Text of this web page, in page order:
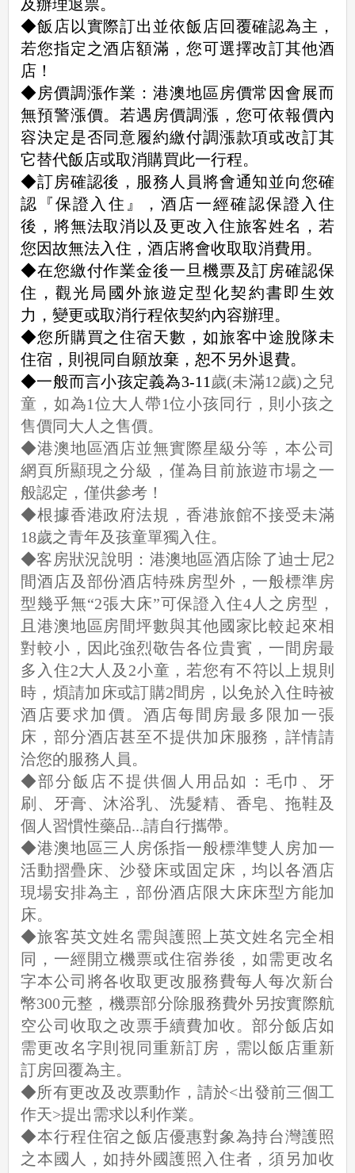
及辦理退票。
◆飯店以實際訂出並依飯店回覆確認為主，
若您指定之酒店額滿，您可選擇改訂其他酒
店！
◆房價調漲作業：港澳地區房價常因會展而
無預警漲價。若遇房價調漲，您可依報價內
容決定是否同意履約繳付調漲款項或改訂其
它替代飯店或取消購買此一行程。
◆訂房確認後，服務人員將會通知並向您確
認『保證入住』，酒店一經確認保證入住
後，將無法取消以及更改入住旅客姓名，若
您因故無法入住，酒店將會收取取消費用。
◆在您繳付作業金後一旦機票及訂房確認保
住，觀光局國外旅遊定型化契約書即生效
力，變更或取消行程依契約內容辦理。
◆您所購買之住宿天數，如旅客中途脫隊未
住宿，則視同自願放棄，恕不另外退費。
◆一般而言小孩定義為3-11 歲(未滿12歲)之兒
童，如為1位大人帶1位小孩同行，則小孩之
售價同大人之售價。
◆港澳地區酒店並無實際星級分等，本公司
網頁所顯現之分級，僅為目前旅遊市場之一
般認定，僅供參考！
◆根據香港政府法規，香港旅館不接受未滿
18歲之青年及孩童單獨入住。
◆客房狀況說明：港澳地區酒店除了迪士尼2
間酒店及部份酒店特殊房型外，一般標準房
型幾乎無“2張大床”可保證入住4人之房型，
且港澳地區房間坪數與其他國家比較起來相
對較小，因此強烈敬告各位貴賓，一間房最
多入住2大人及2小童，若您有不符以上規則
時，煩請加床或訂購2間房，以免於入住時被
酒店要求加價。酒店每間房最多限加一張
床，部分酒店甚至不提供加床服務，詳情請
洽您的服務人員。
◆部分飯店不提供個人用品如：毛巾、牙
刷、牙膏、沐浴乳、洗髮精、香皂、拖鞋及
個人習慣性藥品...請自行攜帶。
◆港澳地區三人房係指一般標準雙人房加一
活動摺疊床、沙發床或固定床，均以各酒店
現場安排為主，部份酒店限大床床型方能加
床。
◆旅客英文姓名需與護照上英文姓名完全相
同，一經開立機票或住宿券後，如需更改名
字本公司將各收取更改服務費每人每次新台
幣300元整，機票部分除服務費外另按實際航
空公司收取之改票手續費加收。部分飯店如
需更改名字則視同重新訂房，需以飯店重新
訂房回覆為主。
◆所有更改及改票動作，請於<出發前三個工
作天>提出需求以利作業。
◆本行程住宿之飯店優惠對象為持台灣護照
之本國人，如持外國護照入住者，須另加收